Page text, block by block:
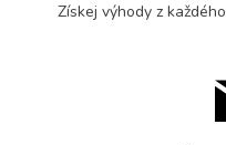
Získej výhody z